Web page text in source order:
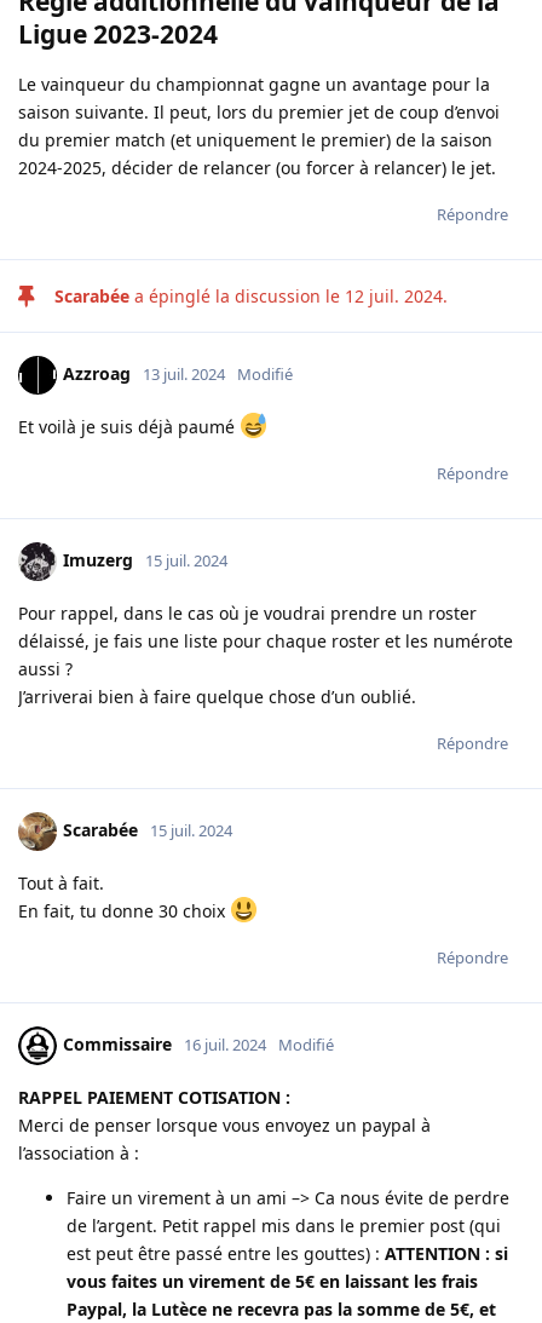
Ligue 2023-2024
Le vainqueur du championnat gagne un avantage pour la
saison suivante. Il peut, lors du premier jet de coup d’envoi
du premier match (et uniquement le premier) de la saison
2024-2025, décider de relancer (ou forcer à relancer) le jet.
Répondre
Scarabée a épinglé la discussion le 12 juil. 2024.
Azzroag 13 juil. 2024 Modifié
Et voilà je suis déjà paumé
Répondre
Imuzerg 15 juil. 2024
Pour rappel, dans le cas où je voudrai prendre un roster
délaissé, je fais une liste pour chaque roster et les numérote
aussi ?
J’arriverai bien à faire quelque chose d’un oublié.
Répondre
Scarabée 15 juil. 2024
Tout à fait.
En fait, tu donne 30 choix
Répondre
Commissaire 16 juil. 2024 Modifié
RAPPEL PAIEMENT COTISATION :
Merci de penser lorsque vous envoyez un paypal à
l’association à :
Faire un virement à un ami –> Ca nous évite de perdre
de l’argent. Petit rappel mis dans le premier post (qui
est peut être passé entre les gouttes) : ATTENTION : si
vous faites un virement de 5€ en laissant les frais
Paypal, la Lutèce ne recevra pas la somme de 5€, et